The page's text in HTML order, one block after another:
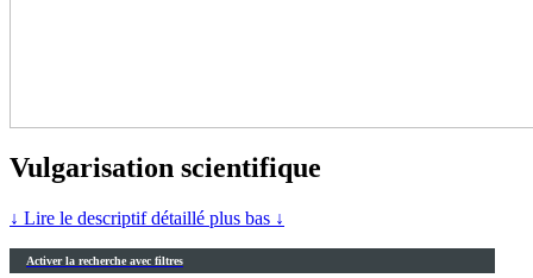
Vulgarisation scientifique
↓ Lire le descriptif détaillé plus bas ↓
Activer la recherche avec filtres